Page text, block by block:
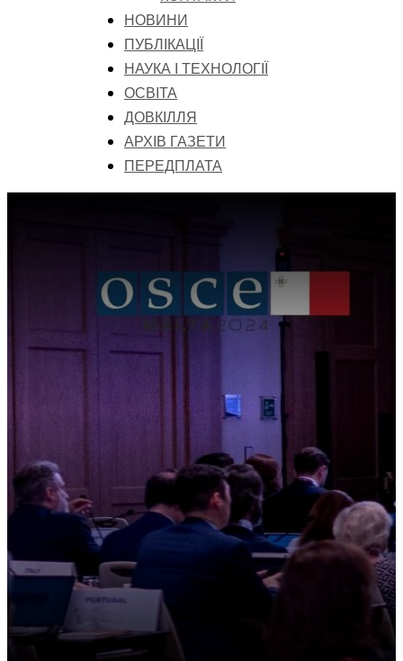
НОВИНИ
ПУБЛІКАЦІЇ
НАУКА І ТЕХНОЛОГІЇ
ОСВІТА
ДОВКІЛЛЯ
АРХІВ ГАЗЕТИ
ПЕРЕДПЛАТА